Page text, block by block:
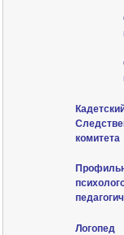
комитета
Логопед